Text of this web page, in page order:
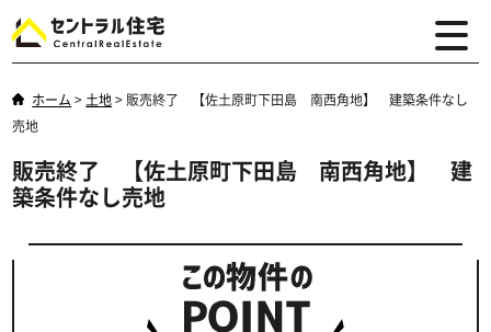
ホーム > 土地> 販売終了 【佐土原町下田島 南西角地】 建築条件なし
売地
販売終了 【佐土原町下田島 南西角地】 建
築条件なし売地